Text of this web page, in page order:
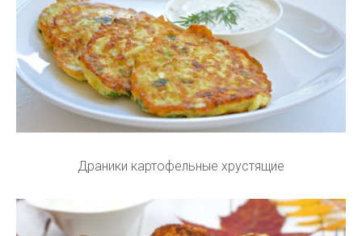
Драники картофельные хрустящие